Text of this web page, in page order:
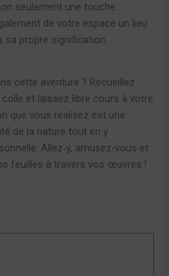
seulement une touche
de votre espace un lieu
sa propre signification.
cette aventure ? Recueillez
et laissez libre cours à votre
que vous réalisez est une
de la nature tout en y
Allez-y, amusez-vous et
feuilles à travers vos œuvres !